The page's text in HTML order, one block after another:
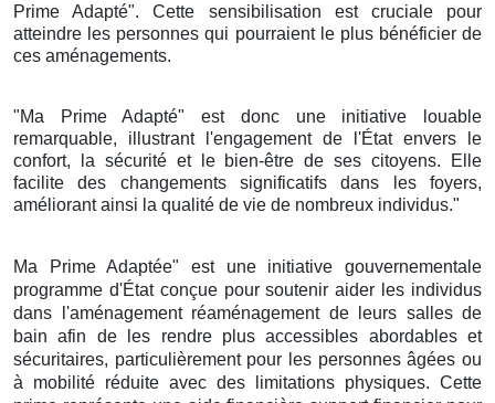
Prime Adapté". Cette sensibilisation est cruciale pour
atteindre les personnes qui pourraient le plus bénéficier de
ces aménagements.
"Ma Prime Adapté" est donc une initiative louable
remarquable, illustrant l'engagement de l'État envers le
confort, la sécurité et le bien-être de ses citoyens. Elle
facilite des changements significatifs dans les foyers,
améliorant ainsi la qualité de vie de nombreux individus."
Ma Prime Adaptée" est une initiative gouvernementale
programme d'État conçue pour soutenir aider les individus
dans l'aménagement réaménagement de leurs salles de
bain afin de les rendre plus accessibles abordables et
sécuritaires, particulièrement pour les personnes âgées ou
à mobilité réduite avec des limitations physiques. Cette